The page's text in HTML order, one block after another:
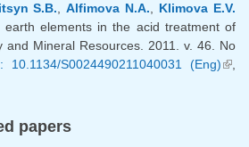
S.B. ,Alfimova N.A.
Klimova E.V.
earth elements in the acid treatment of
and Mineral Resources. 2011. v. 46. No
10.1134/S0024490211040031 (Eng)
papers